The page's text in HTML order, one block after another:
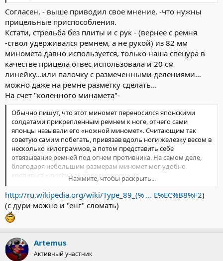
Согласен, - выше приводил свое мнение, -что нужны
прицельные приспособления.
Кстати, стрельба без плиты и с рук - (вернее с ремня
-ствол удерживался ремнем, а не рукой) из 82 мм
миномета давно используется, только наша спецура в
качестве прицела отвес использовала и 20 см
линейку...или палочку с размеченными делениями...
можно даже на ремне разметку сделать...
На счет "коленного минамета"-
Обычно пишут, что этот миномет переносился японскими
солдатами прикрепленным ремнем к ноге, отчего сами
японцы называли его «ножной миномет». Считающим так
советую самим побегать, привязав вдоль ноги железку весом в
несколько килограммов, а потом представить себе
отвязывание ремней под огнем противника. На самом деле,
благодаря небольшим размерам миномет мог удобно
крепиться к поясу, как холодное оружие.
Так или иначе, к несчастью для американских солдат, кто-то из
переводчиков неправильно перевел это название на
английский язык, обозначив его как «коленный миномет»
((англ. Knee Mortar)).Эта ошибка привела к серии
несчастных случаев у солдат, которые пытались
использовать трофейные минометы соответственно их
названию — упирая в колено. Трудно сказать, сколько
раздробленных при выстреле коленных чашечек
незадачливых минометчиков записало на свой счет это
Нажмите, чтобы раскрыть...
http://ru.wikipedia.org/wiki/Type_89_(% ... E%EC%B8%F2)
(с дури можно и "енг" сломать)
Artemus
Активный участник